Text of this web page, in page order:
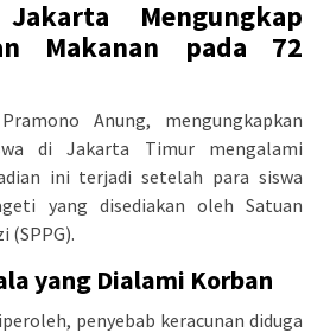
Mengungkap
Makanan pada 72
Anung, mengungkapkan
di Jakarta Timur mengalami
ini terjadi setelah para siswa
yang disediakan oleh Satuan
(SPPG).
yang Dialami Korban
penyebab keracunan diduga